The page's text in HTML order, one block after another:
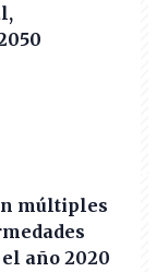
múltiples
año 2020